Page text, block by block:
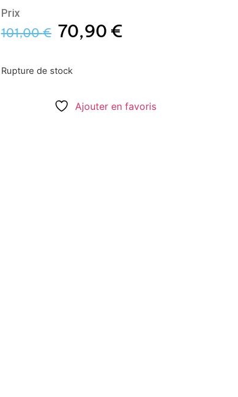
Prix
101,00€ 70,90 €
Rupture de stock
Ajouter en favoris